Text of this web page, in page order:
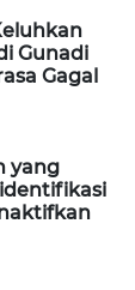
Gunadi
Gagal
yang